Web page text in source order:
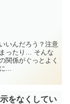
いんだろう？注意
ったり… そんな
関係がぐっとよく
...
をなくしてい